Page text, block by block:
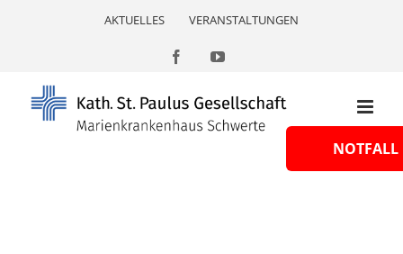
AKTUELLES VERANSTALTUNGEN
FacebookYouTube
NOTFALL